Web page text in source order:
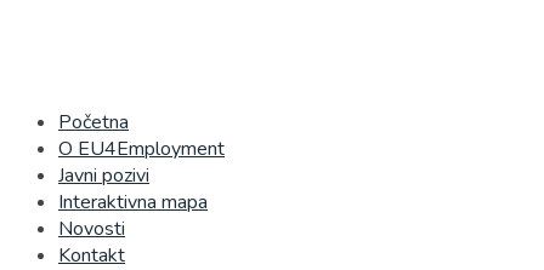
Početna
O EU4Employment
Javni pozivi
Interaktivna mapa
Novosti
Kontakt